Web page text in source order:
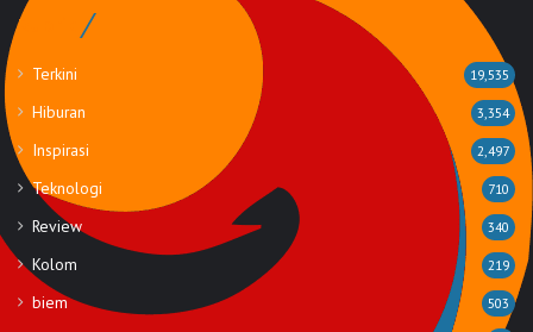
Rubrik
Terkini 19,535
Hiburan 3,354
Inspirasi 2,497
Teknologi 710
Review 340
Kolom 219
biem 503